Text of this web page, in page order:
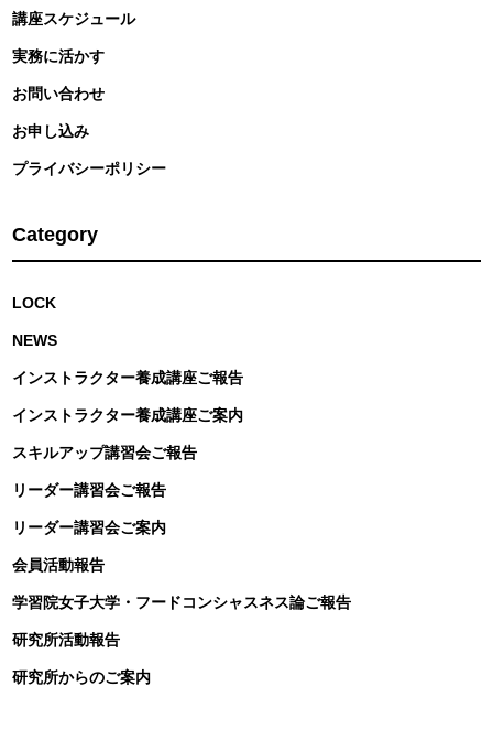
講座スケジュール
実務に活かす
お問い合わせ
お申し込み
プライバシーポリシー
Category
LOCK
NEWS
インストラクター養成講座ご報告
インストラクター養成講座ご案内
スキルアップ講習会ご報告
リーダー講習会ご報告
リーダー講習会ご案内
会員活動報告
学習院女子大学・フードコンシャスネス論ご報告
研究所活動報告
研究所からのご案内